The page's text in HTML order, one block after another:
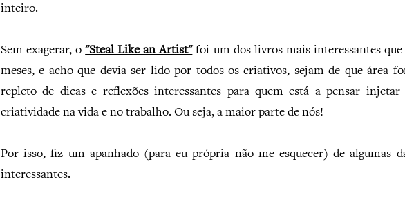
inteiro.
Sem exagerar, o"Steal Like an Artist"foi um dos livros mais interessantes
meses, e acho que devia ser lido por todos os criativos, sejam de que área
repleto de dicas e reflexões interessantes para quem está a pensar
criatividade na vida e no trabalho. Ou seja, a maior parte de nós!
Por isso, fiz um apanhado (para eu própria não me esquecer) de algumas
interessantes.